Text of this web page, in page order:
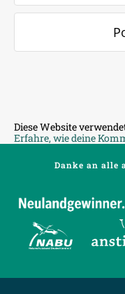
Diese Website
Erfahre, wie deine
Danke an alle